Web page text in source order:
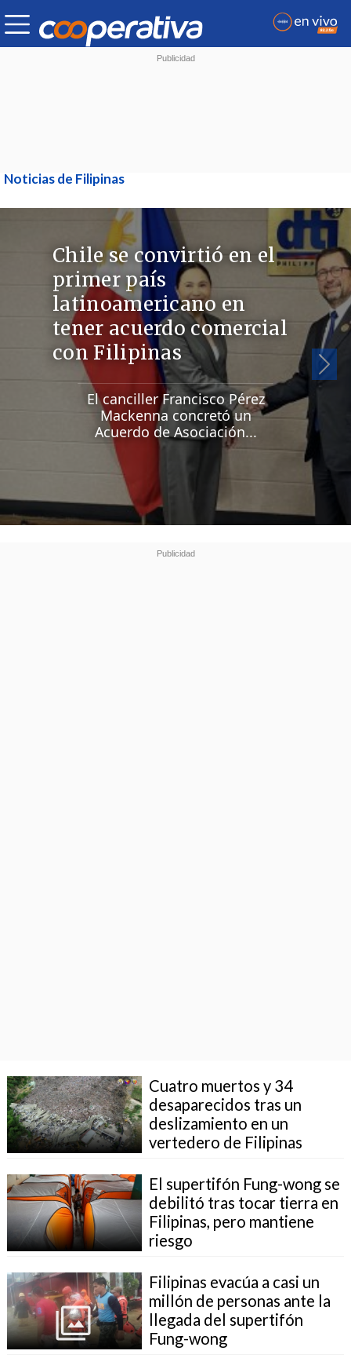
Noticias de Filipinas
Chile se convirtió en el
primer país
latinoamericano en
tener acuerdo comercial
con Filipinas
El canciller Francisco Pérez
Mackenna concretó un
Acuerdo de Asociación...
Cuatro muertos y 34
desaparecidos tras un
deslizamiento en un
vertedero de Filipinas
El supertifón Fung-wong se
debilitó tras tocar tierra en
Filipinas, pero mantiene
riesgo
Filipinas evacúa a casi un
millón de personas ante la
llegada del supertifón
Fung-wong